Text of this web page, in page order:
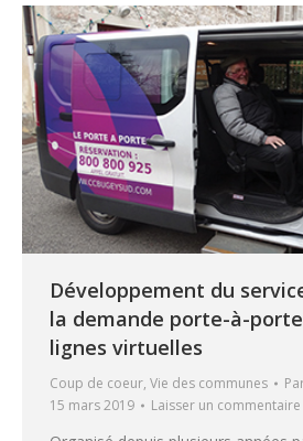
Développement du
la demande porte-à-
lignes virtuelles
Coup de coeur, Vie des communes
15 mars 2019
Laisser un commentaire